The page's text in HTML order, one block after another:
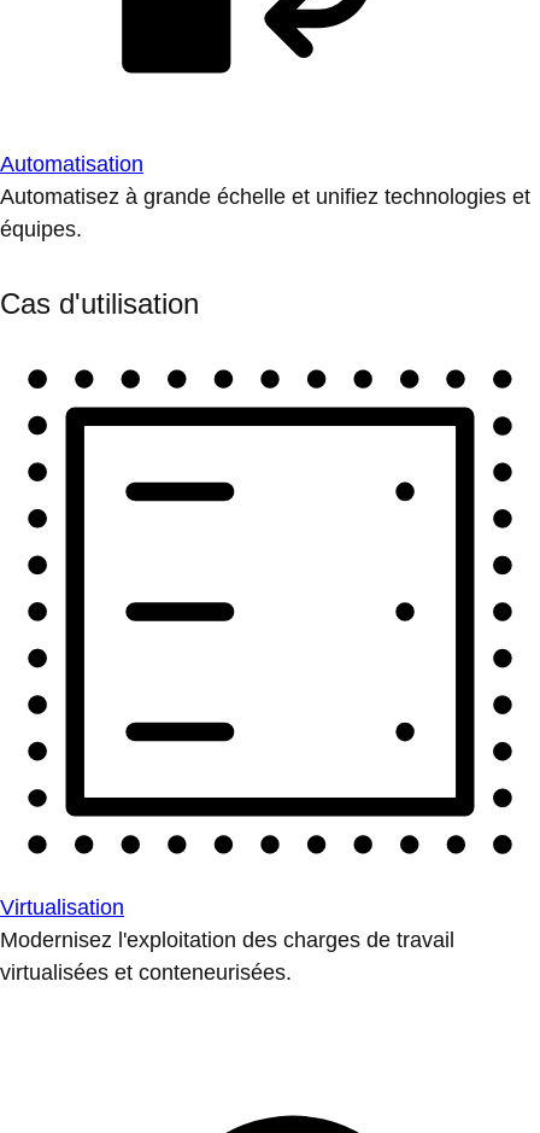
Automatisation
Automatisez à grande échelle et unifiez technologies et
équipes.
Cas d'utilisation
Virtualisation
Modernisez l'exploitation des charges de travail
virtualisées et conteneurisées.